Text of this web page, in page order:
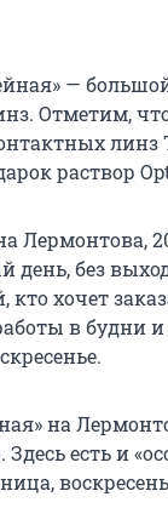
—
Отметим,
линз
раствор
Лермонтова,
день, без
кто хочет
в будни и
на
Здесь есть и